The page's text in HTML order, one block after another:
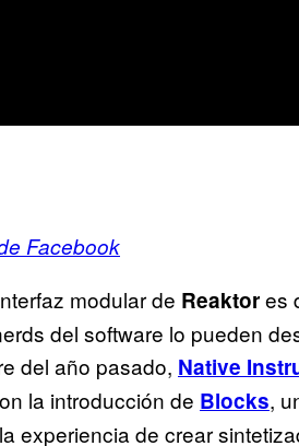
Facebook
modular de Reaktores
del software lo pueden
del año pasado, Native
la introducción de Blocks,
experiencia de crear